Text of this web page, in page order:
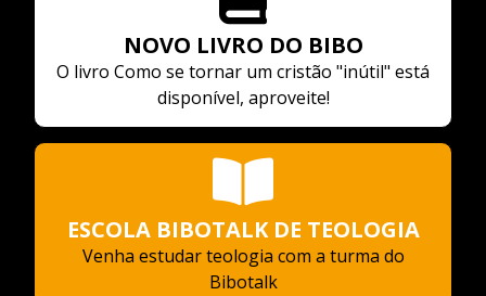
NOVO LIVRO DO BIBO
O livro Como se tornar um cristão "inútil" está
disponível, aproveite!
ESCOLA BIBOTALK DE TEOLOGIA
Venha estudar teologia com a turma do
Bibotalk